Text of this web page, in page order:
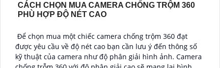
CÁCH CHỌN MUA CAMERA CHỐNG TRỘM 360
PHÙ HỢP ĐỘ NÉT CAO
Để chọn mua một chiếc camera chống trộm 360 đạt
được yêu cầu về độ nét cao bạn cần lưu ý đến thông số
kỹ thuật của camera như độ phân giải hình ảnh. Camera